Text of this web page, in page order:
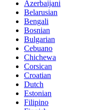
Azerbaijani
Belarusian
Bengali
Bosnian
Bulgarian
Cebuano
Chichewa
Corsican
Croatian
Dutch
Estonian
Filipino